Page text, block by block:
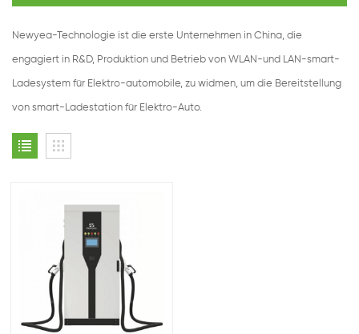
Newyea-Technologie ist die erste Unternehmen in China, die
engagiert in R&D, Produktion und Betrieb von WLAN-und LAN-smart-
Ladesystem für Elektro-automobile, zu widmen, um die Bereitstellung
von smart-Ladestation für Elektro-Auto.